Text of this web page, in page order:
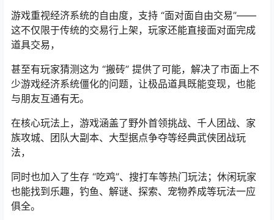
游戏重视经济系统的自由度，支持 “面对面自由交易”——
这不仅限于传统的交易行上架，玩家还能直接面对面完成
道具交易，
甚至有玩家猜测这为 “搬砖” 提供了可能，解决了市面上不
少游戏经济系统僵化的问题，让极品道具既能变现，也能
与朋友互通有无。
在核心玩法上，游戏涵盖了野外首领挑战、千人团战、家
族攻城、团队大副本、大型据点争夺等经典武侠团战玩
法，
同时也加入了生存 “吃鸡”、搜打车等热门玩法；休闲玩家
也能找到乐趣，钓鱼、解谜、探索、宠物养成等玩法一应
俱全。